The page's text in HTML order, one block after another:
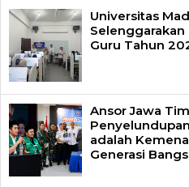
Universitas
Selenggarakan
Guru Tahun
Ansor Jawa
adalah
Generasi